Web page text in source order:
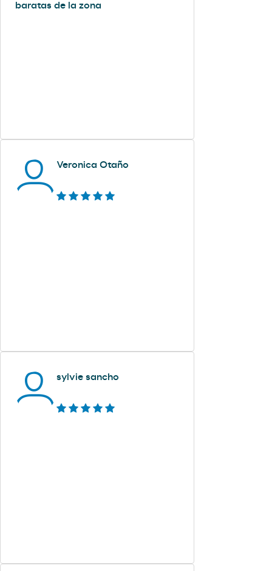
baratas de la zona
Veronica Otaño
sylvie sancho